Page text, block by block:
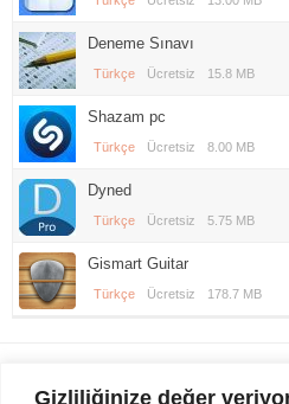
Gizliliğinize değer
Deneme Sınavı
Türkçe Ücretsiz 15.8 MB
Shazam pc
Türkçe Ücretsiz 8.00 MB
Dyned
Türkçe Ücretsiz 5.75 MB
Gismart Guitar
Türkçe Ücretsiz 178.7 MB
Gezi Seyahat indirvip apk